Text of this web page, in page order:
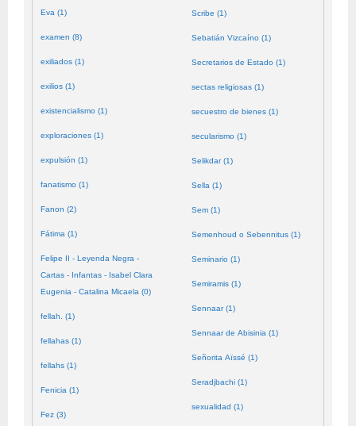
Eva (1)
examen (8)
exiliados (1)
exilios (1)
existencialismo (1)
exploraciones (1)
expulsión (1)
fanatismo (1)
Fanon (2)
Fátima (1)
Felipe II - Leyenda Negra -
Cartas - Infantas - Isabel Clara
Eugenia - Catalina Micaela (0)
fellah. (1)
fellahas (1)
fellahs (1)
Fenicia (1)
Fez (3)
Scribe (1)
Sebatián Vizcaíno (1)
Secretarios de Estado (1)
sectas religiosas (1)
secuestro de bienes (1)
secularismo (1)
Selikdar (1)
Sella (1)
Sem (1)
Semenhoud o Sebennitus (1)
Seminario (1)
Semiramis (1)
Sennaar (1)
Sennaar de Abisinia (1)
Señorita Aïssé (1)
Seradjbachi (1)
sexualidad (1)